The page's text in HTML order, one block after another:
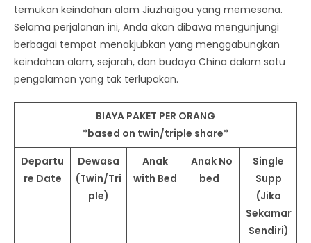
temukan keindahan alam Jiuzhaigou yang memesona.
Selama perjalanan ini, Anda akan dibawa mengunjungi
berbagai tempat menakjubkan yang menggabungkan
keindahan alam, sejarah, dan budaya China dalam satu
pengalaman yang tak terlupakan.
BIAYA PAKET PER ORANG
*based on twin/triple share*
Departu
re Date
Dewasa
(Twin/Tri
ple)
Anak
with Bed
Anak No
bed
Single
Supp
(Jika
Sekamar
Sendiri)